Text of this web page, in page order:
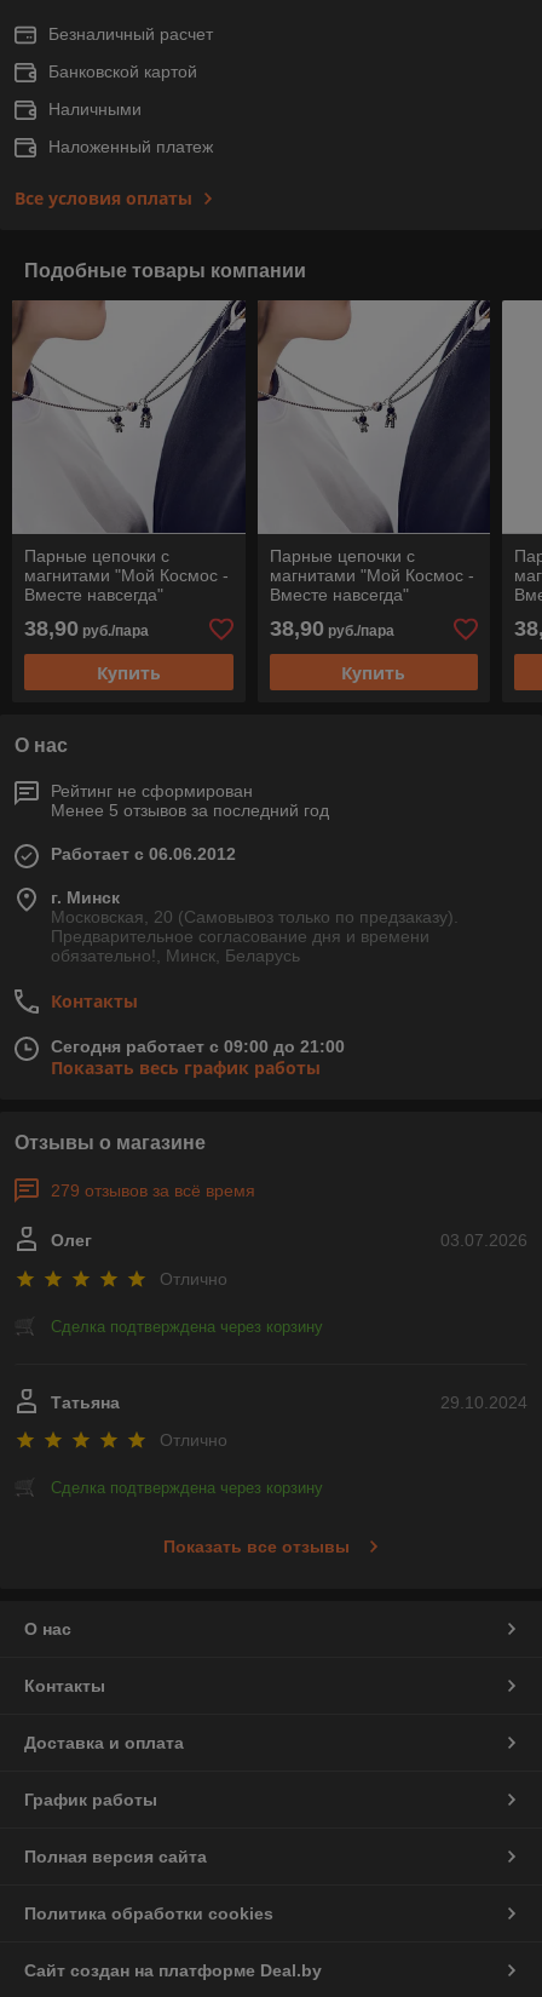
Безналичный расчет
Банковской картой
Наличными
Наложенный платеж
Все условия оплаты
Подобные товары компании
Парные цепочки с
магнитами "Мой Космос -
Вместе навсегда"
38,90 руб./пара
Купить
Парные цепочки с
магнитами "Мой Космос -
Вместе навсегда"
38,90 руб./пара
Купить
О нас
Рейтинг не сформирован
Менее 5 отзывов за последний год
Работает с 06.06.2012
г. Минск
Московская, 20 (Самовывоз только по предзаказу).
Предварительное согласование дня и времени
обязательно!, Минск, Беларусь
Контакты
Сегодня работает с 09:00 до 21:00
Показать весь график работы
Отзывы о магазине
279 отзывов за всё время
03.07.2026
Олег
Отлично
Сделка подтверждена через корзину
29.10.2024
Татьяна
Отлично
Сделка подтверждена через корзину
Показать все отзывы
О нас
Контакты
Доставка и оплата
График работы
Полная версия сайта
Политика обработки cookies
Сайт создан на платформе Deal.by